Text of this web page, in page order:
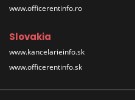
www.officerentinfo.ro
Slovakia
www.kancelarieinfo.sk
www.officerentinfo.sk